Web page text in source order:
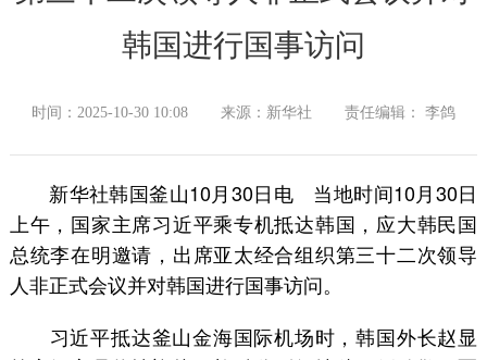
韩国进行国事访问
时间：2025-10-30 10:08 来源：新华社 责任编辑： 李鸽
新华社韩国釜山10月30日电 当地时间10月30日
上午，国家主席习近平乘专机抵达韩国，应大韩民国
总统李在明邀请，出席亚太经合组织第三十二次领导
人非正式会议并对韩国进行国事访问。
习近平抵达釜山金海国际机场时，韩国外长赵显